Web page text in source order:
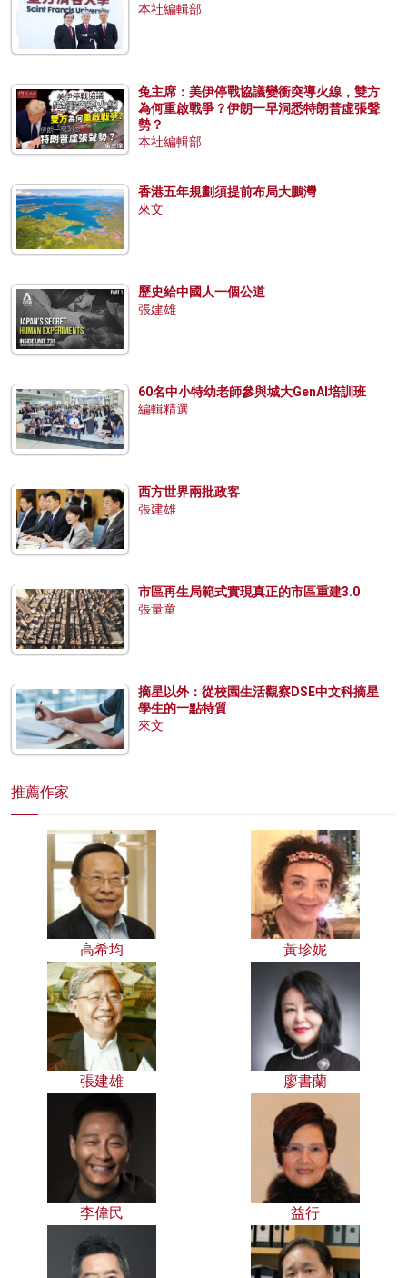
本社編輯部
兔主席：美伊停戰協議變衝突導火線，雙方
為何重啟戰爭？伊朗一早洞悉特朗普虛張聲
勢？
本社編輯部
香港五年規劃須提前布局大鵬灣
來文
歷史給中國人一個公道
張建雄
60名中小特幼老師參與城大GenAI培訓班
編輯精選
西方世界兩批政客
張建雄
市區再生局範式實現真正的市區重建3.0
張量童
摘星以外：從校園生活觀察DSE中文科摘星
學生的一點特質
來文
推薦作家
高希均 黃珍妮
張建雄 廖書蘭
李偉民 益行